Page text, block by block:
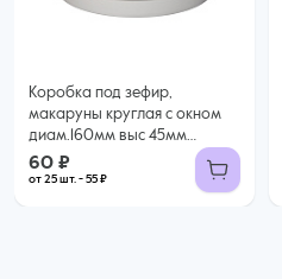
Коробка под зефир,
макаруны круглая с окном
диам.160мм выс 45мм
(БЕЛАЯ)
60 ₽
от 25 шт. - 55 ₽
55 ₽ за шт. при заказе от 25 шт.
79 ₽ за шт. при заказе от 32 шт.